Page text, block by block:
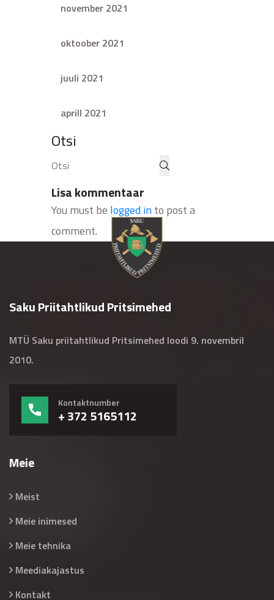
november 2021
oktoober 2021
juuli 2021
aprill 2021
Otsi
Lisa kommentaar
You must be logged into post a
comment.
Saku Priitahtlikud Pritsimehed
MTÜ Saku priitahtlikud Pritsimehed loodi 9. novembril
2010.
Kontaktnumber
+ 372 5165112
Meie
Meist
Meie inimesed
Meie tehnika
Meediakajastus
Kontakt